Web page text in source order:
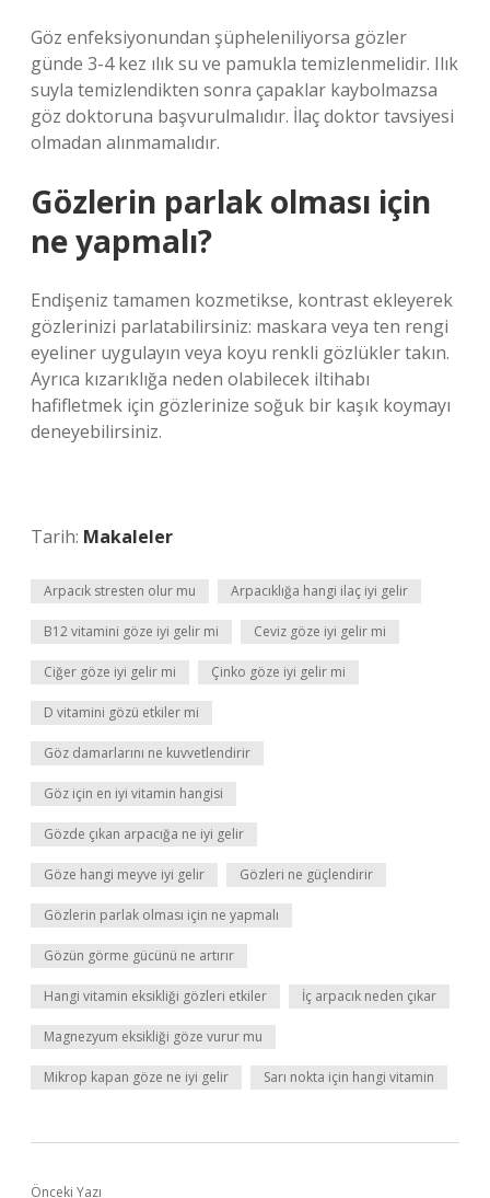
Göz enfeksiyonundan şüpheleniliyorsa gözler
günde 3-4 kez ılık su ve pamukla temizlenmelidir. Ilık
suyla temizlendikten sonra çapaklar kaybolmazsa
göz doktoruna başvurulmalıdır. İlaç doktor tavsiyesi
olmadan alınmamalıdır.
Gözlerin parlak olması için
ne yapmalı?
Endişeniz tamamen kozmetikse, kontrast ekleyerek
gözlerinizi parlatabilirsiniz: maskara veya ten rengi
eyeliner uygulayın veya koyu renkli gözlükler takın.
Ayrıca kızarıklığa neden olabilecek iltihabı
hafifletmek için gözlerinize soğuk bir kaşık koymayı
deneyebilirsiniz.
Tarih: Makaleler
Arpacık stresten olur mu Arpacıklığa hangi ilaç iyi gelir
B12 vitamini göze iyi gelir mi Ceviz göze iyi gelir mi
Ciğer göze iyi gelir mi Çinko göze iyi gelir mi
D vitamini gözü etkiler mi
Göz damarlarını ne kuvvetlendirir
Göz için en iyi vitamin hangisi
Gözde çıkan arpacığa ne iyi gelir
Göze hangi meyve iyi gelir Gözleri ne güçlendirir
Gözlerin parlak olması için ne yapmalı
Gözün görme gücünü ne artırır
Hangi vitamin eksikliği gözleri etkiler İç arpacık neden çıkar
Magnezyum eksikliği göze vurur mu
Mikrop kapan göze ne iyi gelir Sarı nokta için hangi vitamin
Önceki Yazı